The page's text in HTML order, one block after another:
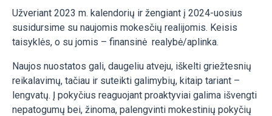
Užveriant 2023 m. kalendorių ir žengiant į 2024-uosius
susidursime su naujomis mokesčių realijomis. Keisis
taisyklės, o su jomis – finansinė realybė/aplinka.
Naujos nuostatos gali, daugeliu atveju, iškelti griežtesnių
reikalavimų, tačiau ir suteikti galimybių, kitaip tariant –
lengvatų. Į pokyčius reaguojant proaktyviai galima išvengti
nepatogumų bei, žinoma, palengvinti mokestinių pokyčių